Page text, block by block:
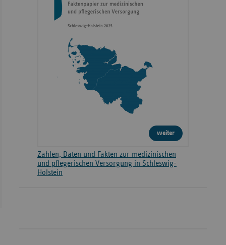
weiter
Zahlen, Daten und Fakten zur medizinischen
und pflegerischen Versorgung in Schleswig-
Holstein